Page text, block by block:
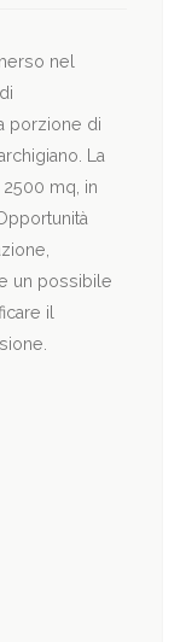
nel
porzione di
La
mq, in
un possibile
il